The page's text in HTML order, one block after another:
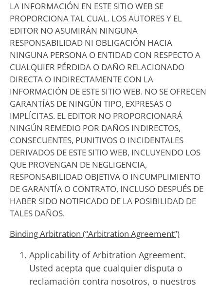
LA INFORMACIÓN EN ESTE SITIO WEB SE
PROPORCIONA TAL CUAL. LOS AUTORES Y EL
EDITOR NO ASUMIRÁN NINGUNA
RESPONSABILIDAD NI OBLIGACIÓN HACIA
NINGUNA PERSONA O ENTIDAD CON RESPECTO A
CUALQUIER PÉRDIDA O DAÑO RELACIONADO
DIRECTA O INDIRECTAMENTE CON LA
INFORMACIÓN DE ESTE SITIO WEB. NO SE OFRECEN
GARANTÍAS DE NINGÚN TIPO, EXPRESAS O
IMPLÍCITAS. EL EDITOR NO PROPORCIONARÁ
NINGÚN REMEDIO POR DAÑOS INDIRECTOS,
CONSECUENTES, PUNITIVOS O INCIDENTALES
DERIVADOS DE ESTE SITIO WEB, INCLUYENDO LOS
QUE PROVENGAN DE NEGLIGENCIA,
RESPONSABILIDAD OBJETIVA O INCUMPLIMIENTO
DE GARANTÍA O CONTRATO, INCLUSO DESPUÉS DE
HABER SIDO NOTIFICADO DE LA POSIBILIDAD DE
TALES DAÑOS.
Binding Arbitration (“Arbitration Agreement”)
Applicability of Arbitration Agreement.
Usted acepta que cualquier disputa o
reclamación contra nosotros, o nuestros